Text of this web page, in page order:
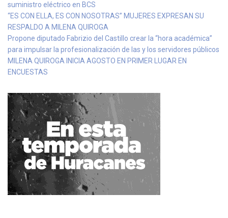
suministro eléctrico en BCS
“ES CON ELLA, ES CON NOSOTRAS” MUJERES EXPRESAN SU
RESPALDO A MILENA QUIROGA
Propone diputado Fabrizio del Castillo crear la “hora académica”
para impulsar la profesionalización de las y los servidores públicos
MILENA QUIROGA INICIA AGOSTO EN PRIMER LUGAR EN
ENCUESTAS